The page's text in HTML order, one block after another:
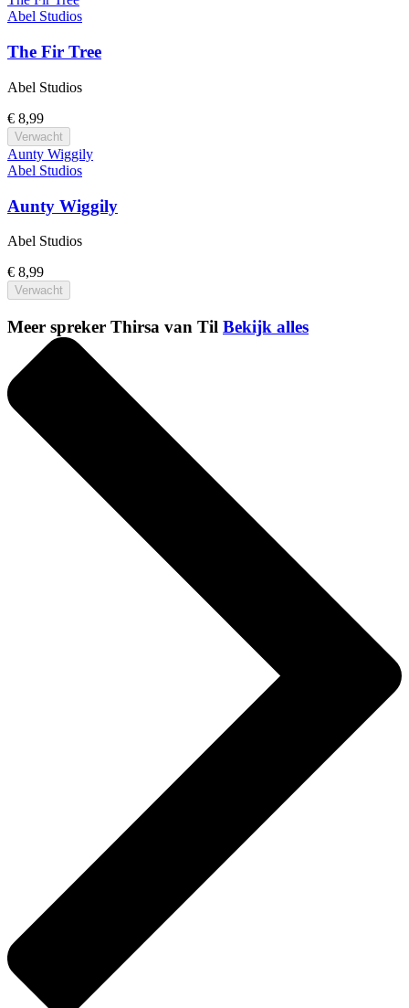
Abel Studios
The Fir Tree
Abel Studios
€ 8,99
Verwacht
Aunty Wiggily
Abel Studios
Aunty Wiggily
Abel Studios
€ 8,99
Verwacht
Meer spreker Thirsa van Til Bekijk alles